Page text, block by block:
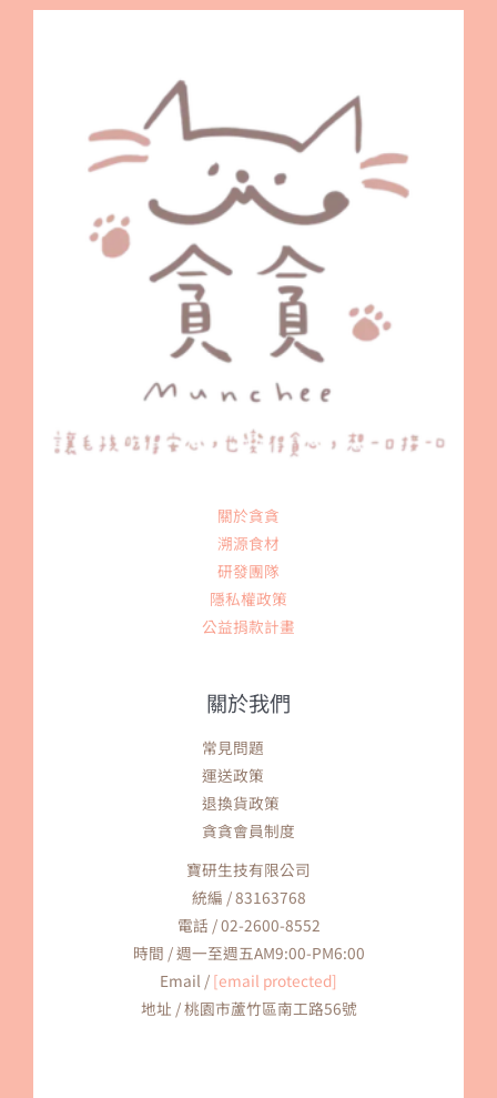
關於貪貪
溯源食材
研發團隊
隱私權政策
公益捐款計畫
關於我們
常見問題
運送政策
退換貨政策
貪貪會員制度
寶研生技有限公司
統編 / 83163768
電話 / 02-2600-8552
時間 / 週一至週五AM9:00-PM6:00
Email / [email protected]
地址 / 桃園市蘆竹區南工路56號